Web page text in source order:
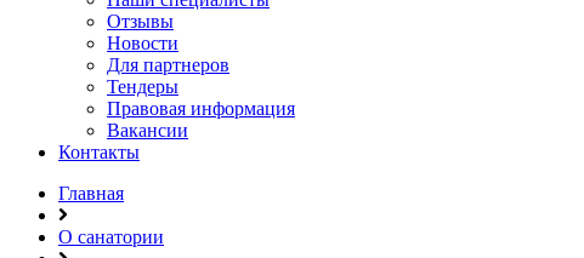
Отзывы
Новости
Для партнеров
Тендеры
Правовая информация
Вакансии
Контакты
Главная
О санатории